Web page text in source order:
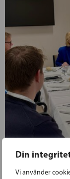
Din
Vi använder